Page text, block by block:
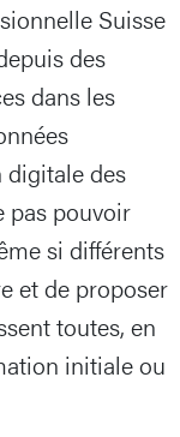
Suisse
des
dans les
des
pas pouvoir
si différents
et de proposer
toutes, en
initiale ou